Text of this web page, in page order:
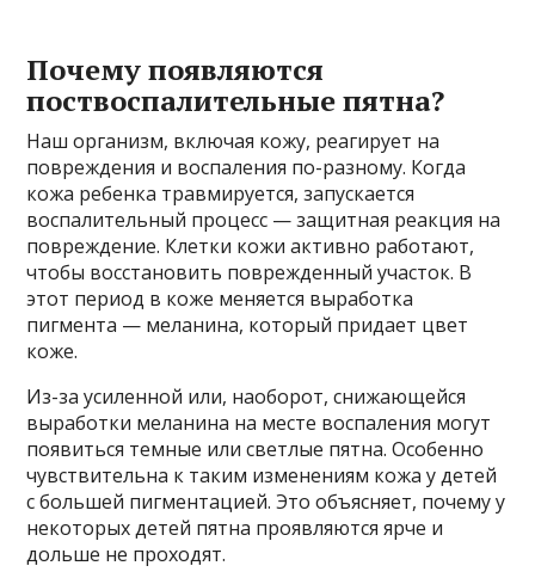
Почему появляются
поствоспалительные пятна?
Наш организм, включая кожу, реагирует на
повреждения и воспаления по-разному. Когда
кожа ребенка травмируется, запускается
воспалительный процесс — защитная реакция на
повреждение. Клетки кожи активно работают,
чтобы восстановить поврежденный участок. В
этот период в коже меняется выработка
пигмента — меланина, который придает цвет
коже.
Из-за усиленной или, наоборот, снижающейся
выработки меланина на месте воспаления могут
появиться темные или светлые пятна. Особенно
чувствительна к таким изменениям кожа у детей
с большей пигментацией. Это объясняет, почему у
некоторых детей пятна проявляются ярче и
дольше не проходят.